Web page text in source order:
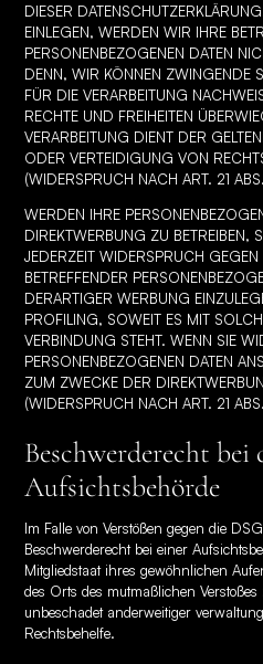
DIESER
EINLEGEN, WERDEN WIR IHRE
PERSONENBEZOGENEN DATEN
DENN, WIR KÖNNEN ZWINGENDE
FÜR DIE VERARBEITUNG
RECHTE UND FREIHEITEN
VERARBEITUNG DIENT DER
ODER VERTEIDIGUNG VON
(WIDERSPRUCH NACH ART. 21
WERDEN IHRE
DIREKTWERBUNG ZU BETREIBEN,
JEDERZEIT WIDERSPRUCH
BETREFFENDER
DERARTIGER WERBUNG
PROFILING, SOWEIT ES MIT
VERBINDUNG STEHT. WENN SIE
PERSONENBEZOGENEN DATEN
ZUM ZWECKE DER
(WIDERSPRUCH NACH ART. 21
Beschwerde­recht bei
Aufsichts­behörde
Im Falle von Verstößen gegen die
Beschwerderecht bei einer
Mitgliedstaat ihres gewöhnlichen
des Orts des mutmaßlichen
unbeschadet anderweitiger
Rechtsbehelfe.